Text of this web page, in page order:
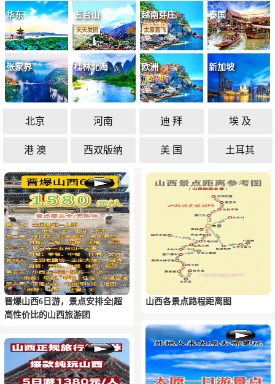
华东 五台山
天天发团
越南芽庄
太原直飞
泰国
张家界 桂林北海 欧洲 新加坡
北京 河南 迪 拜 埃 及
港 澳 西双版纳 美 国 土耳其
晋爆山西6日游，景点安排全|超
高性价比的山西旅游团
山西各景点路程距离图